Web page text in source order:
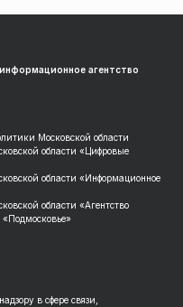
агентство
Московской области
области «Цифровые
области «Информационное
области «Агентство
в сфере связи,